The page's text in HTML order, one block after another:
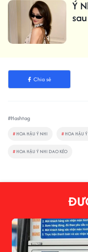
Ý
Chia sẻ
#Hashtag
# HOA HẬU Ý NHI # HOA HẬU
# HOA HẬU Ý NHI DAO KÉO